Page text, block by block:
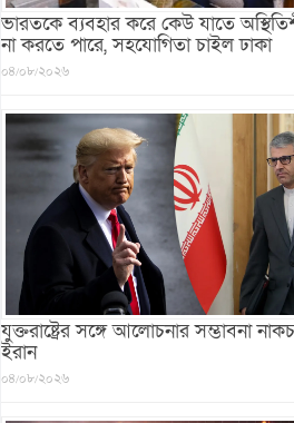
ভারতকে ব্যবহার করে কেউ যাতে
না করতে পারে, সহযোগিতা চাইল ঢাকা
০৪/০৮/২০২৬
যুক্তরাষ্ট্রের সঙ্গে আলোচনার সম্ভাবনা
ইরান
০৪/০৮/২০২৬